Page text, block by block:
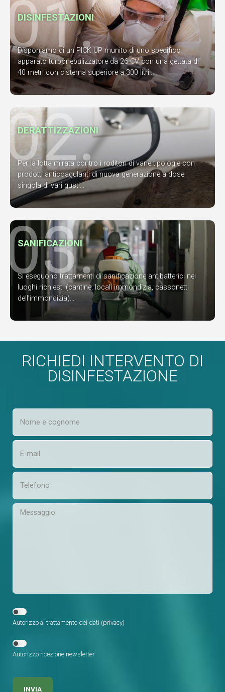
01.
DISINFESTAZIONI
Disponiamo di un PICK UP munito di uno specifico
apparato turbonebulizzatore da 26 CV con una gettata di
40 metri con cisterna superiore a 300 litri...
02.
DERATTIZZAZIONI
Per la lotta mirata contro i roditori di varie tipologie con
prodotti anticoagulanti di nuova generazione a dose
singola di vari gusti...
03.
SANIFICAZIONI
Si eseguono trattamenti di sanificazione antibatterici nei
luoghi richiesti (cantine, locali immondizia, cassonetti
dell’immondizia)...
RICHIEDI INTERVENTO DI
DISINFESTAZIONE
Autorizzo al trattamento dei dati (privacy)
Autorizzo ricezione newsletter